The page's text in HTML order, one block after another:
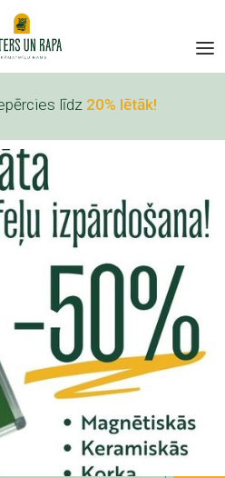
līdz 20% lētāk!